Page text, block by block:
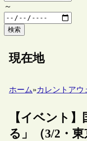
～
検索
現在地
ホーム»カレントアウ
【イベント
る」（3/2・東